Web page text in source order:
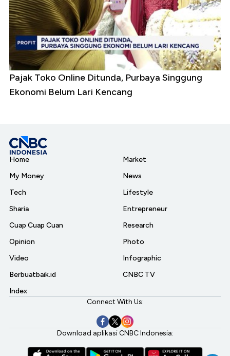
Pajak Toko Online Ditunda, Purbaya Singgung
Ekonomi Belum Lari Kencang
Home
My Money
Tech
Sharia
Cuap Cuap Cuan
Opinion
Video
Berbuatbaik.id
Index
Market
News
Lifestyle
Entrepreneur
Research
Photo
Infographic
CNBC TV
Connect With Us:
Download aplikasi CNBC Indonesia: